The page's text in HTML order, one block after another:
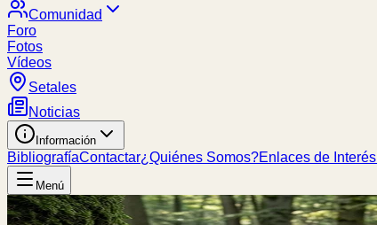
Comunidad
Foro
Fotos
Vídeos
Setales
Noticias
Información
BibliografíaContactar¿Quiénes Somos?Enlaces de Interés
Menú